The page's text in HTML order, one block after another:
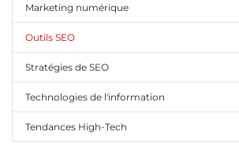
Marketing numérique
Outils SEO
Stratégies de SEO
Technologies de l'information
Tendances High-Tech